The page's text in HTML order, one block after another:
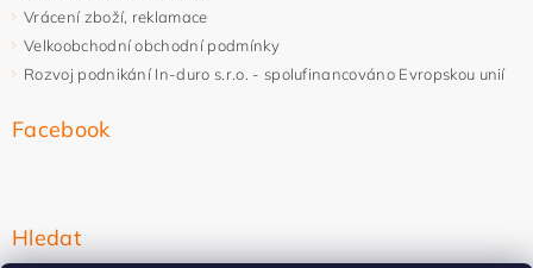
Vrácení zboží, reklamace
Velkoobchodní obchodní podmínky
Rozvoj podnikání In-duro s.r.o. - spolufinancováno Evropskou unií
Facebook
Hledat